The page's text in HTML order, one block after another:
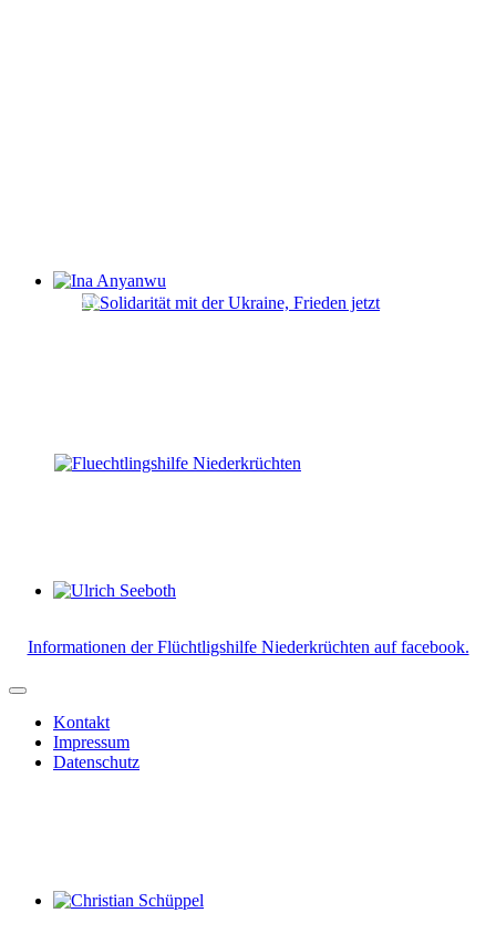
Ina Anyanwu
Informationen der Flüchtligshilfe Niederkrüchten auf facebook.
Kontakt
Impressum
Datenschutz